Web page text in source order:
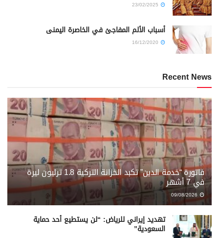
أسباب الألم المفاجئ في الخاصرة اليمنى
Recent News
فاتورة “خدمة الدين” تكبد الخزانة التركية 1.8 ترليون ليرة
في 7 أشهر
تهديد إيراني للرياض: “لن يستطيع أحد حماية
السعودية”